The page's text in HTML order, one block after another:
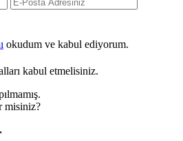
okudum ve kabul ediyorum.
kabul etmelisiniz.
misiniz?